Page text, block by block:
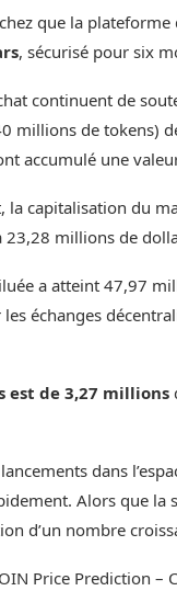
que la
, sécurisé pour six
continuent de
millions de tokens)
accumulé une
capitalisation du
23,28 millions de
a atteint 47,97
échanges
est de 3,27 millions
dans
Alors que la
d’un nombre
Price Prediction –